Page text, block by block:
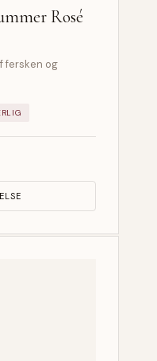
Rosé
fersken og